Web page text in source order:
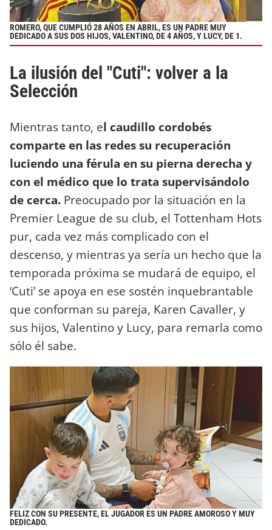
ROMERO, QUE CUMPLIÓ 28 AÑOS EN ABRIL, ES UN PADRE MUY
DEDICADO A SUS DOS HIJOS, VALENTINO, DE 4 AÑOS, Y LUCY, DE 1.
La ilusión del "Cuti": volver a la
Selección
Mientras tanto, el caudillo cordobés
comparte en las redes su recuperación
luciendo una férula en su pierna derecha y
con el médico que lo trata supervisándolo
de cerca. Preocupado por la situación en la
Premier League de su club, el Tottenham Hots
pur, cada vez más complicado con el
descenso, y mientras ya sería un hecho que la
temporada próxima se mudará de equipo, el
‘Cuti’ se apoya en ese sostén inquebrantable
que conforman su pareja, Karen Cavaller, y
sus hijos, Valentino y Lucy, para remarla como
sólo él sabe.
FELIZ CON SU PRESENTE, EL JUGADOR ES UN PADRE AMOROSO Y MUY
DEDICADO.